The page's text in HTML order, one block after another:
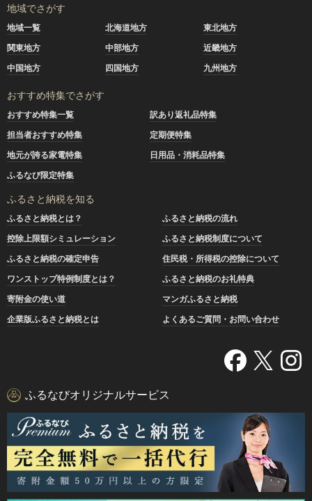
地域でさがす
地域一覧 北海道地方
東北地方
関東地方
中部地方
近畿地方
中国地方
四国地方 九州地方
おすすめ特集でさがす
おすすめ特集一覧
訳あり返礼品特集
担当者おすすめ特集
定期便特集
地元が誇る家電特集
日用品・消耗品特集
ふるなび限定特集
ふるさと納税を知る
ふるさと納税とは？
ふるさと納税の流れ
控除上限額シミュレーション
ふるさと納税制度について
ふるさと納税の確定申告
住民税・所得税の控除について
ワンストップ特例制度とは？
ふるさと納税のお礼特典
寄附金の使い道
マンガふるさと納税
企業版ふるさと納税とは
よくあるご質問・お問い合わせ
ふるなびオリジナルサービス